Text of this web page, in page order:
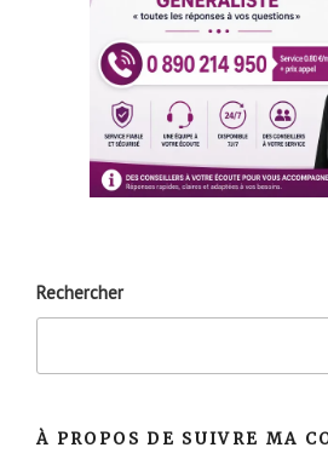
Rechercher
À PROPOS DE SUIVRE MA